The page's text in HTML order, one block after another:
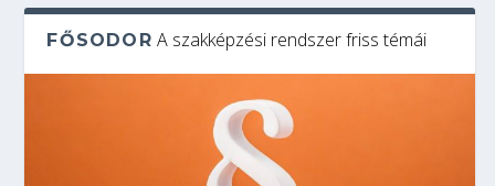
FŐSODOR A szakképzési rendszer friss témái